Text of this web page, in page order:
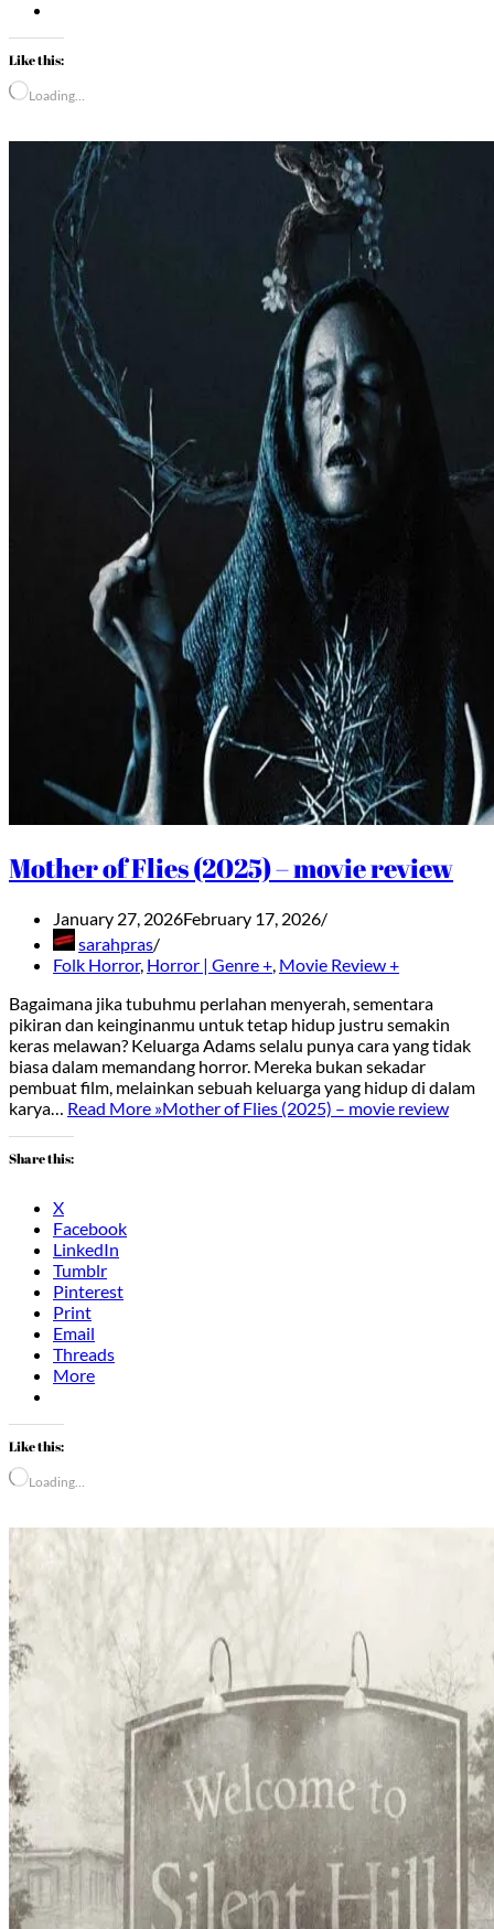
Like this:
Loading…
Mother of Flies (2025) – movie review
January 27, 2026February 17, 2026
sarahpras
Folk Horror, Horror | Genre + Movie Review +
Bagaimana jika tubuhmu perlahan menyerah, sementara
pikiran dan keinginanmu untuk tetap hidup justru semakin
keras melawan? Keluarga Adams selalu punya cara yang tidak
biasa dalam memandang horror. Mereka bukan sekadar
pembuat film, melainkan sebuah keluarga yang hidup di dalam
karya… Read More »Mother of Flies (2025) – movie review
Share this:
X
Facebook
LinkedIn
Tumblr
Pinterest
Print
Email
Threads
More
Like this:
Loading…